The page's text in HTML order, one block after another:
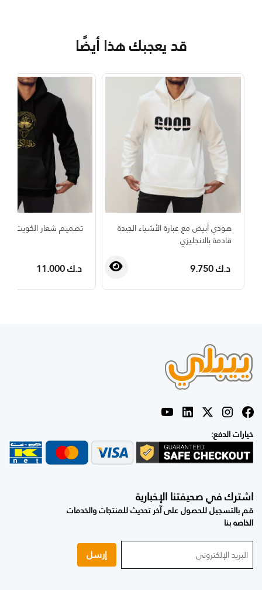
قد يعجبك هذا أيضًا
هودي أبيض مع عبارة الأشياء الجيدة
قادمة بالانجليزي
د.ك 9.750
تصميم شعار الكويت
د.ك 11.000
خيارات الدفع:
اشترك في صحيفتنا الإخبارية
قم بالتسجيل للحصول على آخر تحديث للمنتجات والخدمات
الخاصه بنا
إرسل